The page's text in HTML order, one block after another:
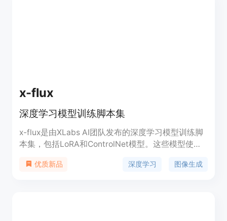
x-flux
深度学习模型训练脚本集
x-flux是由XLabs AI团队发布的深度学习模型训练脚
本集，包括LoRA和ControlNet模型。这些模型使用
图片尺寸，并且提供了相应的训练配置文件和示例。
优质新品 深度学习 图像生成